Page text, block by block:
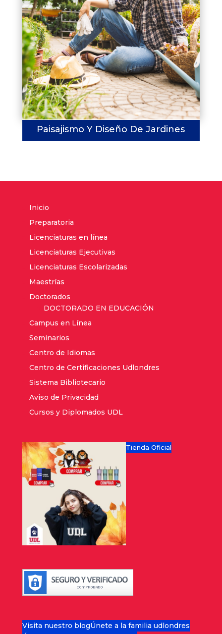
Paisajismo Y Diseño De Jardines
Inicio
Preparatoria
Licenciaturas en línea
Licenciaturas Ejecutivas
Licenciaturas Escolarizadas
Maestrías
Doctorados
DOCTORADO EN EDUCACIÓN
Campus en Línea
Seminarios
Centro de Idiomas
Centro de Certificaciones Udlondres
Sistema Bibliotecario
Aviso de Privacidad
Cursos y Diplomados UDL
Tienda Oficial
Visita nuestro blogÚnete a la familia udlondres